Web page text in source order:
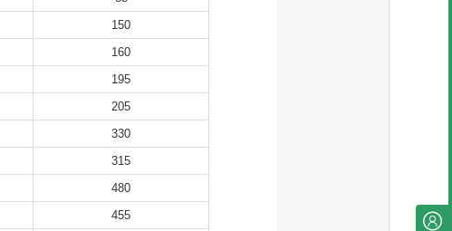
150
160
195
205
330
315
480
455